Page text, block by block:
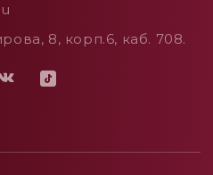
8, корп.6, каб. 708.